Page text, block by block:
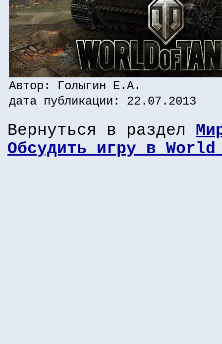
Автор: Голыгин Е.А.
дата публикации: 22.07.2013
Вернуться в раздел
Обсудить игру в